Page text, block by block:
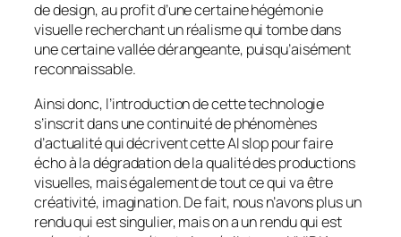
de design, au profit d’une certaine hégémonie
visuelle recherchant un réalisme qui tombe dans
une certaine vallée dérangeante, puisqu’aisément
reconnaissable.
Ainsi donc, l’introduction de cette technologie
s’inscrit dans une continuité de phénomènes
d’actualité qui décrivent cette AI slop pour faire
écho à la dégradation de la qualité des productions
visuelles, mais également de tout ce qui va être
créativité, imagination. De fait, nous n’avons plus un
rendu qui est singulier, mais on a un rendu qui est